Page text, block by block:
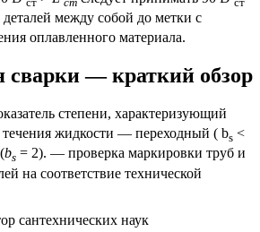
между собой до метки с
оплавленного материала.
сварки — краткий обзор
степени, характеризующий
течения жидкости — переходный ( bs <
bs = 2). — проверка маркировки труб и
на соответствие технической